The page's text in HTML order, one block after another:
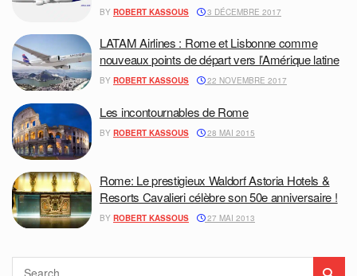
BY ROBERT KASSOUS 3 DÉCEMBRE 2017
LATAM Airlines : Rome et Lisbonne comme
nouveaux points de départ vers l’Amérique latine
BY ROBERT KASSOUS 22 NOVEMBRE 2017
Les incontournables de Rome
BY ROBERT KASSOUS 28 MAI 2015
Rome: Le prestigieux Waldorf Astoria Hotels &
Resorts Cavalieri célèbre son 50e anniversaire !
BY ROBERT KASSOUS 27 MAI 2013